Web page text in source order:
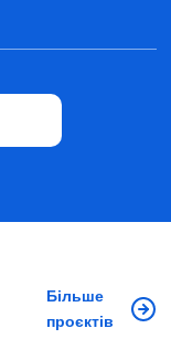
Більше
проєктів